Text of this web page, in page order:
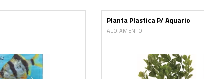
Planta Plastica P/ Aquario
ALOJAMENTO